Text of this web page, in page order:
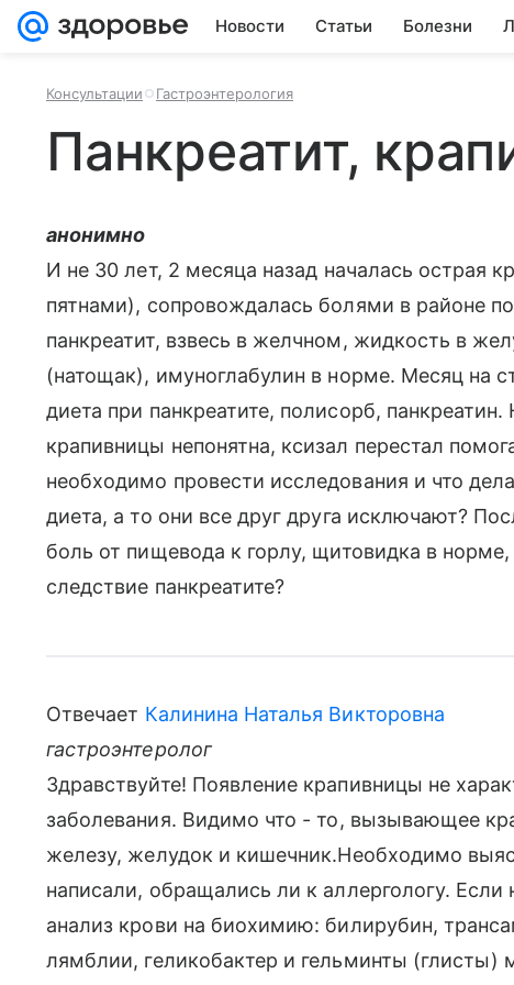
Новости Статьи Болезни
Консультации Гастроэнтерология
Панкреатит,
анонимно
И не 30 лет, 2 месяца назад началась
пятнами), сопровождалась болями в районе
панкреатит, взвесь в желчном, жидкость в
(натощак), имуноглабулин в норме. Месяц на
диета при панкреатите, полисорб,
крапивницы непонятна, ксизал перестал
необходимо провести исследования и что
диета, а то они все друг друга исключают?
боль от пищевода к горлу, щитовидка в
следствие панкреатите?
Отвечает Калинина Наталья Викторовна
гастроэнтеролог
Здравствуйте! Появление крапивницы не
заболевания. Видимо что - то, вызывающее
железу, желудок и кишечник.Необходимо
написали, обращались ли к аллергологу. Если
анализ крови на биохимию: билирубин,
лямблии, геликобактер и гельминты